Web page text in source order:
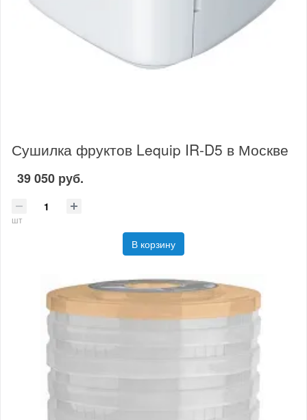
Сушилка фруктов Lequip IR-D5 в Москве
39 050 руб.
шт
В корзину